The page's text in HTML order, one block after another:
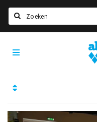
Home
Deals